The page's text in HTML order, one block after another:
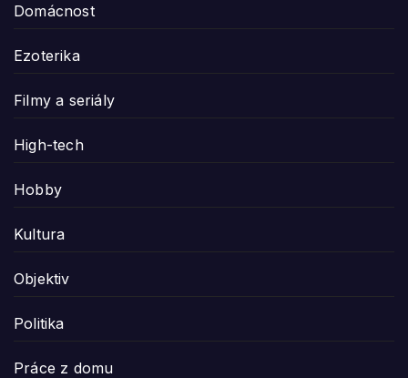
Domácnost
Ezoterika
Filmy a seriály
High-tech
Hobby
Kultura
Objektiv
Politika
Práce z domu